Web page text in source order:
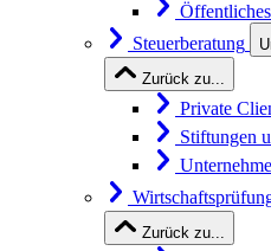
Steuerberatung
Zurück zu...
Private
Stiftungen
Zurück zu...